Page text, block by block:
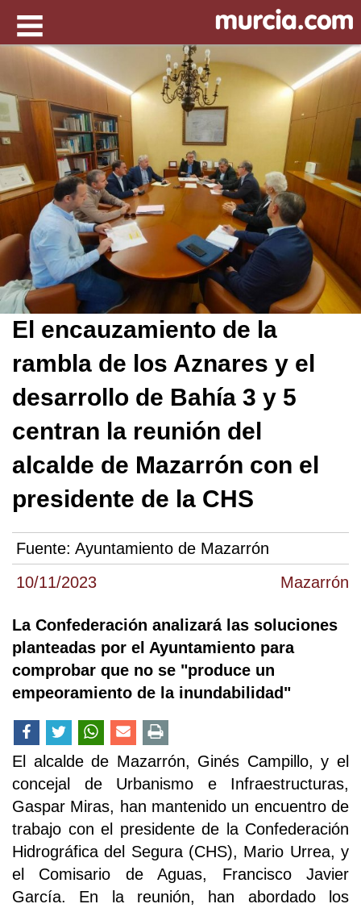
10/11/2023 Mazarrón
El encauzamiento de la
rambla de los Aznares y el
desarrollo de Bahía 3 y 5
centran la reunión del
alcalde de Mazarrón con el
presidente de la CHS
Fuente: Ayuntamiento de Mazarrón
La Confederación analizará las soluciones
planteadas por el Ayuntamiento para
comprobar que no se "produce un
empeoramiento de la inundabilidad"
El alcalde de Mazarrón, Ginés Campillo, y el
concejal de Urbanismo e Infraestructuras,
Gaspar Miras, han mantenido un encuentro de
trabajo con el presidente de la Confederación
Hidrográfica del Segura (CHS), Mario Urrea, y
el Comisario de Aguas, Francisco Javier
García. En la reunión, han abordado los